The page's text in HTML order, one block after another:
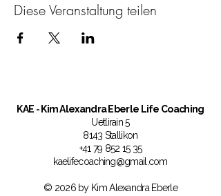
Diese Veranstaltung teilen
KAE - Kim Alexandra Eberle Life Coaching
Uetlirain 5
8143 Stallikon
+41 79 852 15 35
kaelifecoaching@gmail.com
© 2026 by Kim Alexandra Eberle